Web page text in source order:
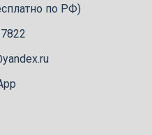
по РФ)